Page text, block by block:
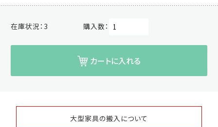
在庫状況： 3 購入数：
カートに入れる
大型家具の搬入について